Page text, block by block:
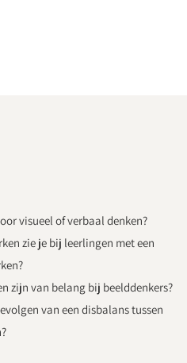
visueel of verbaal denken?
zie je bij leerlingen met een
zijn van belang bij beelddenkers?
van een disbalans tussen